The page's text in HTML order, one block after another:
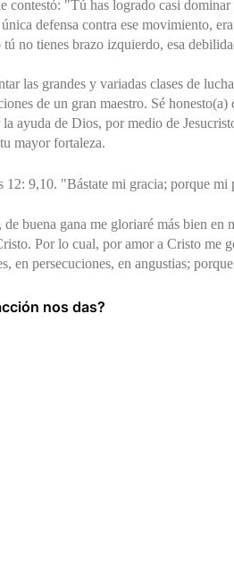
contestó: "Tú has logrado casi
defensa contra ese movimiento,
tú no tienes brazo izquierdo, esa
las grandes y variadas clases de
de un gran maestro. Sé
ayuda de Dios, por medio de
mayor fortaleza.
12: 9,10. "Bástate mi gracia; porque mi
de buena gana me gloriaré más bien en
Por lo cual, por amor a Cristo me
en persecuciones, en angustias;
nos das?